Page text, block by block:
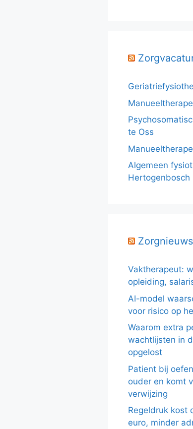
te Oss
Algemeen
Hertogenbosch
Vaktherapeut:
opleiding,
AI-model
voor risico op
Waarom extra
wachtlijsten in
opgelost
Patient bij
ouder en komt
verwijzing
Regeldruk kost
euro, minder